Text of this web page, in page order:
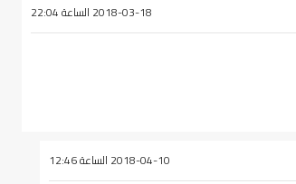
2018-03-18 الساعة 22:04
2018-04-10 الساعة 12:46